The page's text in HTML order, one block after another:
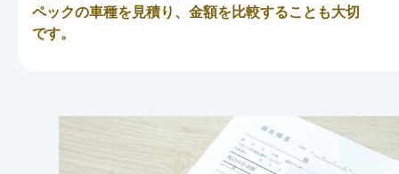
ペックの車種を見積り、金額を比較することも大切
です。